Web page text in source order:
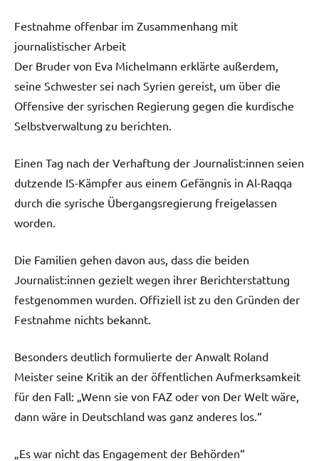
Festnahme offenbar im Zusammenhang mit
journalistischer Arbeit
Der Bruder von Eva Michelmann erklärte außerdem,
seine Schwester sei nach Syrien gereist, um über die
Offensive der syrischen Regierung gegen die kurdische
Selbstverwaltung zu berichten.
Einen Tag nach der Verhaftung der Journalist:innen seien
dutzende IS-Kämpfer aus einem Gefängnis in Al-Raqqa
durch die syrische Übergangsregierung freigelassen
worden.
Die Familien gehen davon aus, dass die beiden
Journalist:innen gezielt wegen ihrer Berichterstattung
festgenommen wurden. Offiziell ist zu den Gründen der
Festnahme nichts bekannt.
Besonders deutlich formulierte der Anwalt Roland
Meister seine Kritik an der öffentlichen Aufmerksamkeit
für den Fall: „Wenn sie von FAZ oder von Der Welt wäre,
dann wäre in Deutschland was ganz anderes los.“
„Es war nicht das Engagement der Behörden“